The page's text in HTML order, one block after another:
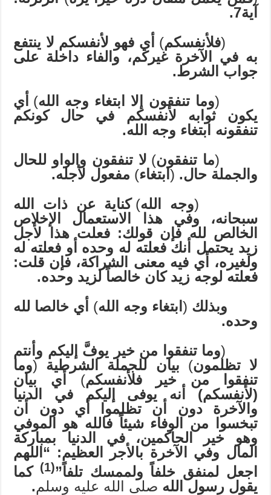
آية7.
(فلأنفسكم) أي فهو لأنفسكم لا ينتفع
به في الآخرة غيركم، والفاء داخلة على
جواب الشرط.
(وما تنفقون إلا ابتغاء وجه الله) أي
يكون ثوابه لأنفسكم في حال كونكم
تنفقونه ابتغاء وجه الله.
(ما تنفقون) لا تنفقون والواو للحال
والجملة حال. (ابتغاء) مفعول لأجله.
(وجه الله) كناية عن ذات الله
سبحانه، وفي هذا الاستعمال الإخلاص
الخالص لله فإن قولك: فعلت هذا لأجل
زيد يحتمل أنك فعلته له وحده أو فعلته له
ولغيره، أي فيه معنى الشراكة، فإن قلت:
فعلته لوجه زيد كان خالصاً لزيد وحده.
وبذلك (ابتغاء وجه الله) أي خالصا لله
وحده.
(وما تنفقوا من خير يوفَّ إليكم وأنتم
لا تظلمون) بيان للجملة الشرطية(وما
تنفقوا من خير فلأنفسكم) أي بيان
(لأنفسكم) أنه يوفى إليكم في الدنيا
والآخرة دون أن تظلموا أي دون أن
تبخسوا من الوفاء شيئاً فالله هو الموفي
وهو خير الحاكمين، في الدنيا بمباركة
المال وفي الآخرة بالأجر العظيم: “اللهم
اجعل لمنفق خلفاً ولممسك تلفاً”(1)
كما
يقول رسول الله صلى الله عليه وسلم.